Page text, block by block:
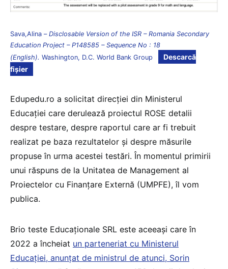
Sava,Alina – Disclosable Version of the ISR – Romania Secondary
Education Project – P148585 – Sequence No : 18
(English). Washington, D.C. World Bank Group
Descarcă
fișier
Edupedu.ro a solicitat direcției din Ministerul
Educației care derulează proiectul ROSE detalii
despre testare, despre raportul care ar fi trebuit
realizat pe baza rezultatelor și despre măsurile
propuse în urma acestei testări. În momentul primirii
unui răspuns de la Unitatea de Management al
Proiectelor cu Finanțare Externă (UMPFE), îl vom
publica.
Brio teste Educaționale SRL este aceeași care în
2022 a încheiat un parteneriat cu Ministerul
Educației, anunțat de ministrul de atunci, Sorin